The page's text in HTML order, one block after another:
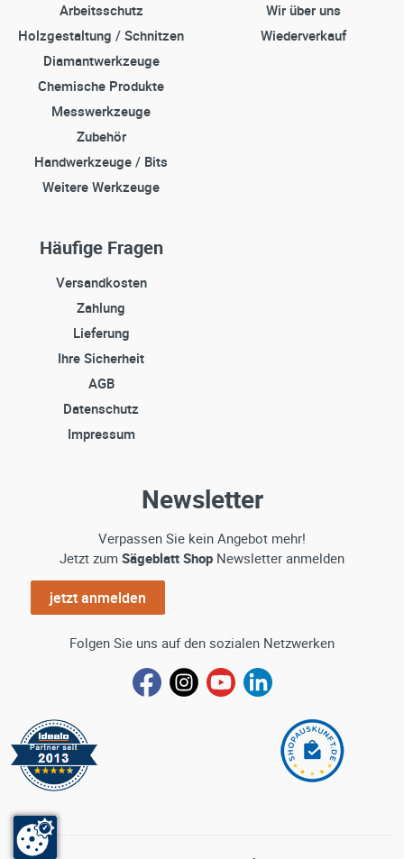
Arbeitsschutz
Holzgestaltung / Schnitzen
Diamantwerkzeuge
Chemische Produkte
Messwerkzeuge
Zubehör
Handwerkzeuge / Bits
Weitere Werkzeuge
Wir über uns
Wiederverkauf
Häufige Fragen
Versandkosten
Zahlung
Lieferung
Ihre Sicherheit
AGB
Datenschutz
Impressum
Newsletter
Verpassen Sie kein Angebot mehr!
Jetzt zum Sägeblatt Shop Newsletter anmelden
jetzt anmelden
Folgen Sie uns auf den sozialen Netzwerken